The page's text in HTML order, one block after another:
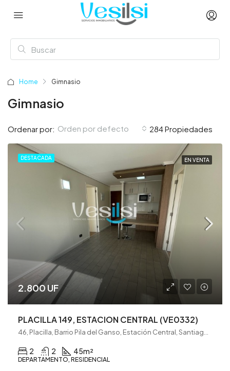
Home Gimnasio
Gimnasio
284 Propiedades
Ordenar por: Orden por defecto
DESTACADA EN VENTA
2.800 UF
PLACILLA 149, ESTACION CENTRAL (VE0332)
2 2 45m²
DEPARTAMENTO, RESIDENCIAL